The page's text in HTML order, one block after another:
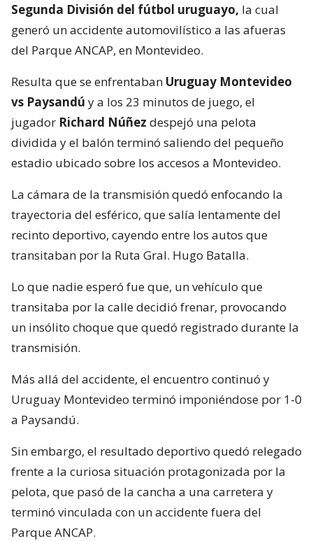
Segunda División del fútbol uruguayo, la cual
generó un accidente automovilístico a las afueras
del Parque ANCAP, en Montevideo.
Resulta que se enfrentaban Uruguay Montevideo
vs Paysandú y a los 23 minutos de juego, el
jugador Richard Núñez despejó una pelota
dividida y el balón terminó saliendo del pequeño
estadio ubicado sobre los accesos a Montevideo.
La cámara de la transmisión quedó enfocando la
trayectoria del esférico, que salía lentamente del
recinto deportivo, cayendo entre los autos que
transitaban por la Ruta Gral. Hugo Batalla.
Lo que nadie esperó fue que, un vehículo que
transitaba por la calle decidió frenar, provocando
un insólito choque que quedó registrado durante la
transmisión.
Más allá del accidente, el encuentro continuó y
Uruguay Montevideo terminó imponiéndose por 1-0
a Paysandú.
Sin embargo, el resultado deportivo quedó relegado
frente a la curiosa situación protagonizada por la
pelota, que pasó de la cancha a una carretera y
terminó vinculada con un accidente fuera del
Parque ANCAP.